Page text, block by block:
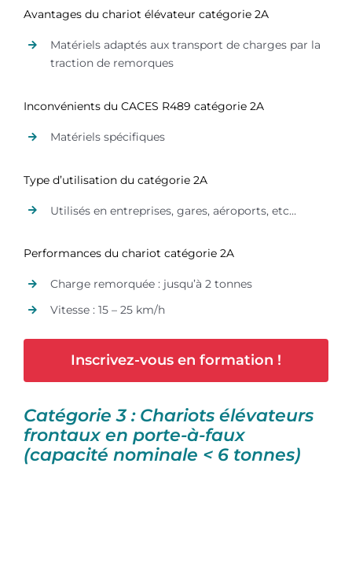
Avantages du chariot élévateur catégorie 2A
Matériels adaptés aux transport de charges par la
traction de remorques
Inconvénients du CACES R489 catégorie 2A
Matériels spécifiques
Type d’utilisation du catégorie 2A
Utilisés en entreprises, gares, aéroports, etc…
Performances du chariot catégorie 2A
Charge remorquée : jusqu’à 2 tonnes
Vitesse : 15 – 25 km/h
Inscrivez-vous en formation !
Catégorie 3 : Chariots élévateurs
frontaux en porte-à-faux
(capacité nominale < 6 tonnes)